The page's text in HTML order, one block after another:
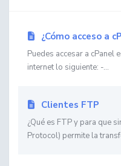
¿Cómo acceso a
Puedes accesar a cPanel
internet lo siguiente: -...
Clientes FTP
¿Qué es FTP y para que
Protocol) permite la